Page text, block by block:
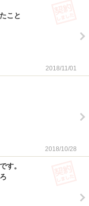
こと
2018/11/01
2018/10/28
す。